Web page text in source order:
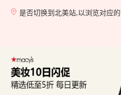
带你去官网买正品
优惠
是否切换到北美站,以浏览对应